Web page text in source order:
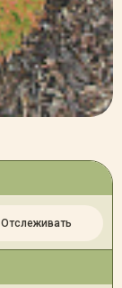
Отслеживать